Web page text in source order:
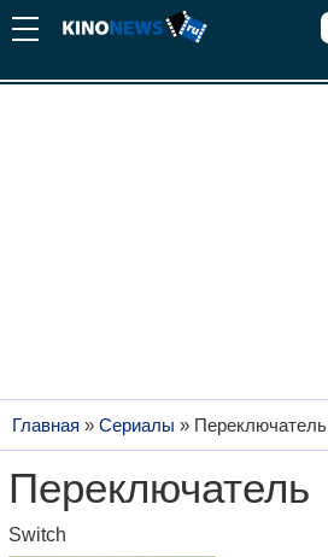
Главная » Сериалы » Переключатель
Переключатель
Switch